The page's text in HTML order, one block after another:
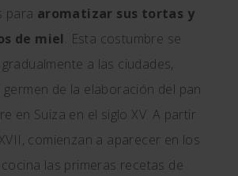
para aromatizar sus tortas y
de miel. Esta costumbre se
a las ciudades,
germen de la elaboración del pan
en Suiza en el siglo XV. A partir
comienzan a aparecer en los
las primeras recetas de